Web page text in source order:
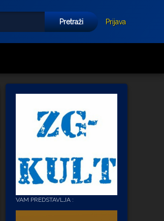
Prijava
VAM PREDSTAVLJA :